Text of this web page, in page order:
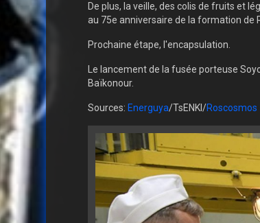
De plus, la veille, des colis de fruits et
au 75e anniversaire de la formation de
Prochaine étape, l'encapsulation.
Le lancement de la fusée porteuse
Baïkonour.
Sources: Energuya/TsENKI/Roscosmos